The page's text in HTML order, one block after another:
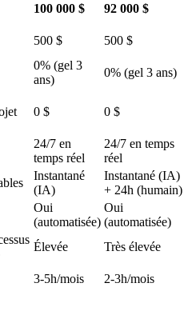
100 000 $
92 000 $
500 $
500 $
0% (gel 3
ans)
0% (gel 3 ans)
0 $ 0 $
24/7 en
temps réel
24/7 en temps
réel
Instantané
(IA)
Instantané (IA)
+ 24h (humain)
Oui
(automatisée)
Oui
(automatisée)
Élevée
Très élevée
3-5h/mois 2-3h/mois